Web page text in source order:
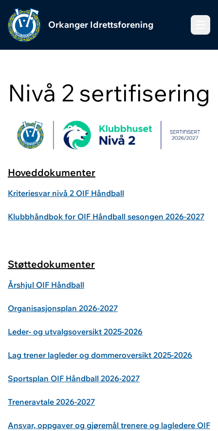
Orkanger Idrettsforening
Nivå 2 sertifisering
Hoveddokumenter
Kriteriesvar nivå 2 OIF Håndball
Klubbhåndbok for OIF Håndball sesongen 2026-2027
Støttedokumenter
Årshjul OIF Håndball
Organisasjonsplan 2026-2027
Leder- og utvalgsoversikt 2025-2026
Lag trener lagleder og dommeroversikt 2025-2026
Sportsplan OIF Håndball 2026-2027
Treneravtale 2026-2027
Ansvar, oppgaver og gjøremål trenere og lagledere OIF